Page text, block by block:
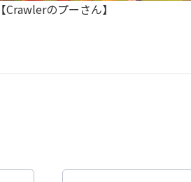
【Crawlerのプーさん】